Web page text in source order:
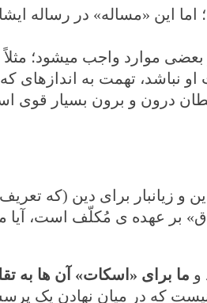
این «مساله» در رساله
موارد واجب می‏شود؛
تهمت به اندازه‏ای که
درون و برون بسیار قوی
و زیانبار برای دین (که
بر عهده ی مُکلّف است، آیا
و ما برای «اسکات» آن ها به
نیست که در میان نهادن یک